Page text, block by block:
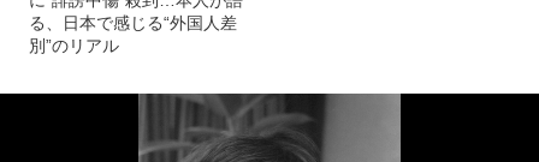
る、日本で感じる“外国人差
別”のリアル